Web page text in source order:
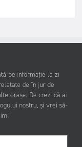
pe informație la zi
de în jur de
orașe. De crezi că ai
nostru, și vrei să-